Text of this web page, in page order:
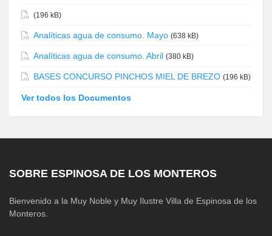
(196 kB)
Analíticas agua de consumo. Mayo (638 kB)
Analíticas agua de consumo. Abril (380 kB)
BASES CONCURSO PINCHOS MIEL DE BREZO (196 kB)
Ver todos los Documentos
SOBRE ESPINOSA DE LOS MONTEROS
Bienvenido a la Muy Noble y Muy Ilustre Villa de Espinosa de los
Monteros.